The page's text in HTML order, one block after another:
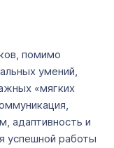
помимо
умений,
«мягких
адаптивность и
успешной работы